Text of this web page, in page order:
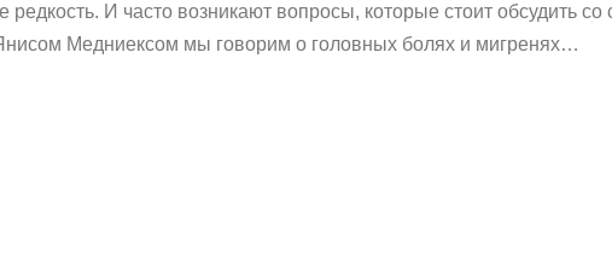
И часто возникают вопросы, которые стоит обсудить
Медниексом мы говорим о головных болях и мигренях…